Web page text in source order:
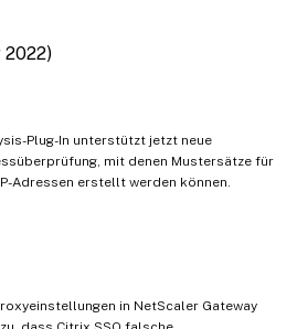
2022)
Plug-In unterstützt jetzt neue
mit denen Mustersätze für
Adressen erstellt werden können.
in NetScaler Gateway